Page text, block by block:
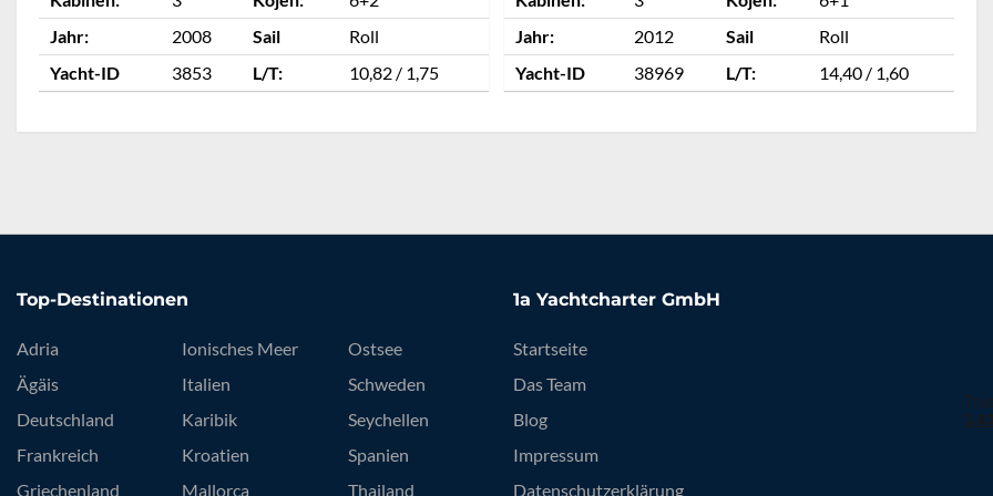
Jahr:
2008 Sail
Roll
Yacht-ID
3853 L/T: 10,82 / 1,75
Jahr:
2012 Sail
Roll
Yacht-ID
38969 L/T: 14,40 / 1,60
Top-Destinationen
Adria
Ägäis
Deutschland
Frankreich
Griechenland
Ionisches Meer
Italien
Karibik
Kroatien
Mallorca
Ostsee
Schweden
Seychellen
Spanien
Thailand
1a Yachtcharter GmbH
Startseite
Das Team
Blog
Impressum
Datenschutzerklärung